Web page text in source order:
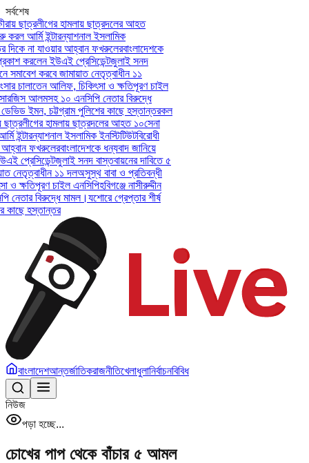
সর্বশেষ
ছাত্রলীগের হামলায় ছাত্রদলের আহত
আর্মি ইন্টারন্যাশনাল ইসলামিক
দিকে না যাওয়ার আহ্বান ফখরুলেরবাংলাদেশকে
করলেন ইউএই প্রেসিডেন্টজুলাই সনদ
করবে জামায়াত নেতৃত্বাধীন ১১
চালাতেন আলিফ, চিকিৎসা ও ক্ষতিপূরণ চাইল
আলমসহ ১০ এনসিপি নেতার বিরুদ্ধে
ইমন, চট্টগ্রাম পুলিশের কাছে হস্তান্তরকল
ছাত্রলীগের হামলায় ছাত্রদলের আহত ১০সেনা
ইসলামিক ইনস্টিটিউটবিরোধী
ফখরুলেরবাংলাদেশকে ধন্যবাদ জানিয়ে
প্রেসিডেন্টজুলাই সনদ বাস্তবায়নের দাবিতে ৫
নেতৃত্বাধীন ১১ দলঅসুস্থ বাবা ও প্রতিবন্ধী
ও ক্ষতিপূরণ চাইল এনসিপিহবিগঞ্জে নাসীরুদ্দীন
বিরুদ্ধে মামল।যশোরে গ্রেপ্তার শীর্ষ
কাছে হস্তান্তর
বাংলাদেশআন্তর্জাতিকরাজনীতিখেলাধুলানির্বাচনবিবিধ
নিউজ
পড়া হচ্ছে...
চোখের পাপ থেকে বাঁচার ৫ আমল